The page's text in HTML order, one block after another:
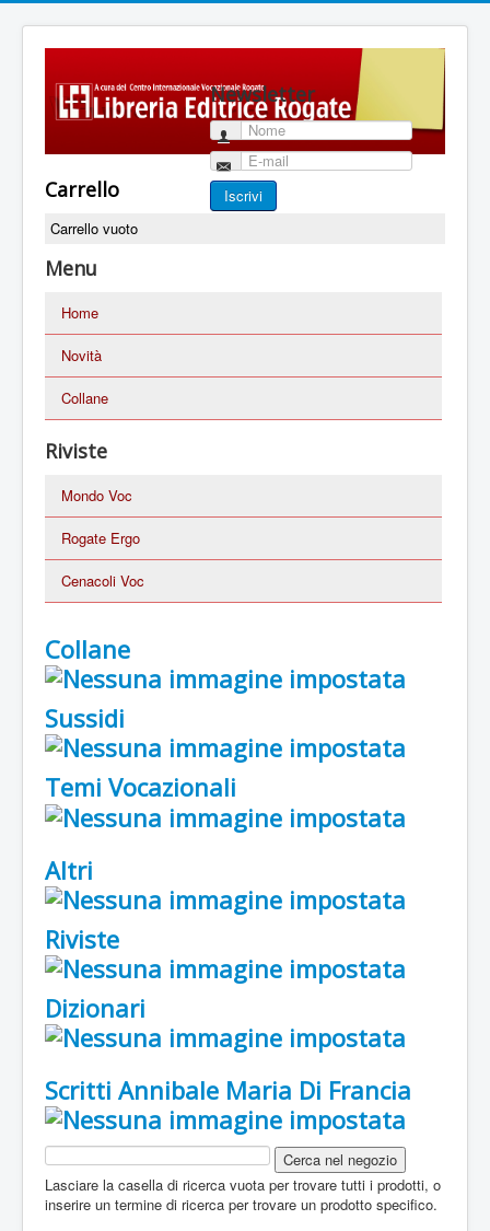
Newsletter
Nome
E-mail
Iscrivi
Carrello
Carrello vuoto
Menu
Home
Novità
Collane
Riviste
Mondo Voc
Rogate Ergo
Cenacoli Voc
Collane
Sussidi
Temi Vocazionali
Altri
Riviste
Dizionari
Scritti Annibale Maria Di Francia
Lasciare la casella di ricerca vuota per trovare tutti i prodotti, o
inserire un termine di ricerca per trovare un prodotto specifico.